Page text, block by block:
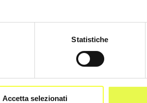
Statistiche
Accetta selezionati
costante nella promozione
ascoltare i clienti
un servizio di valore